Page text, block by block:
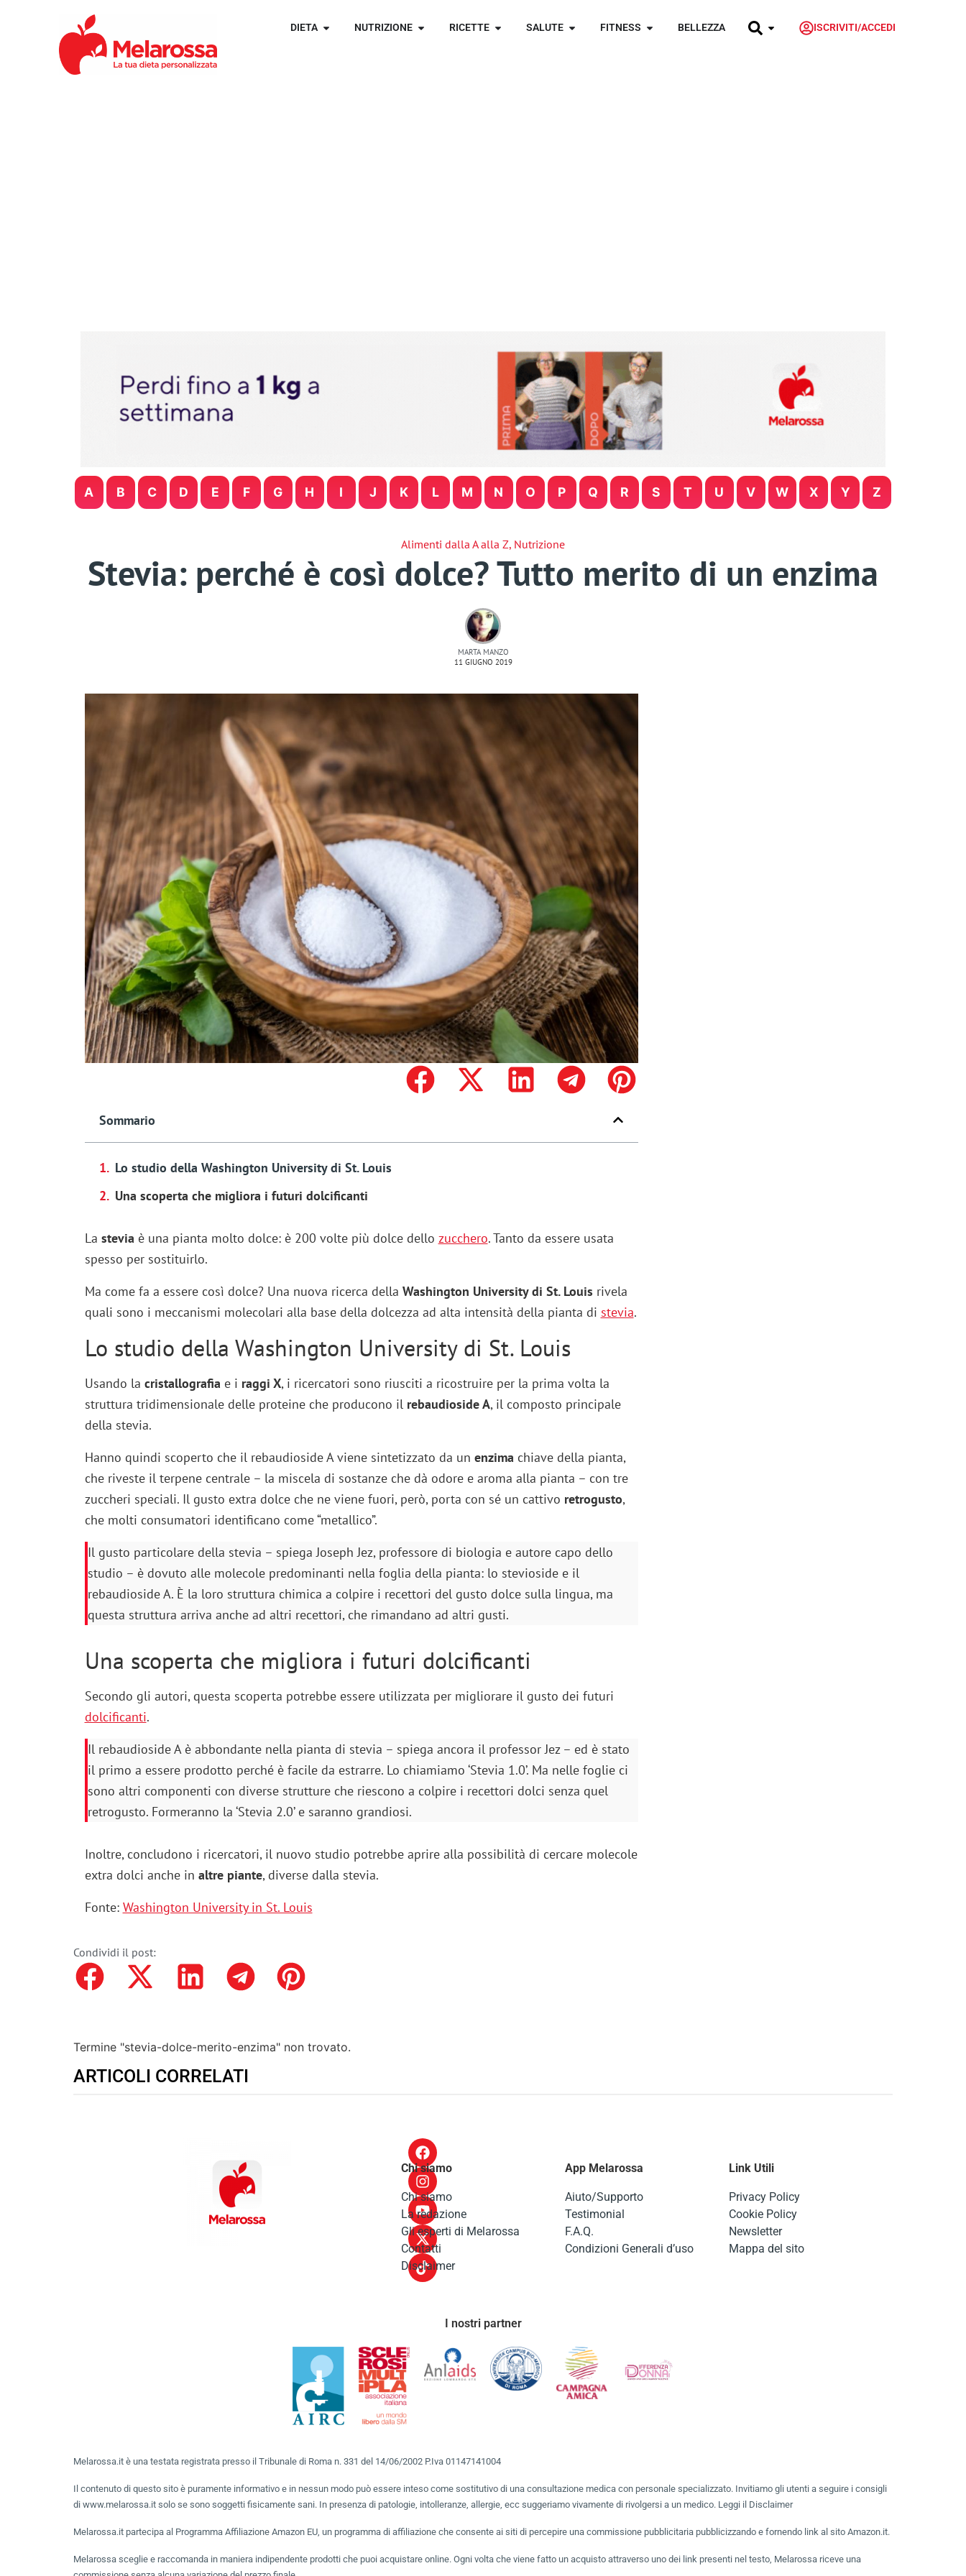
DIETA NUTRIZIONE RICETTE SALUTE FITNESS BELLEZZA ISCRIVITI/ACCEDI
A B C D E F G H I J K L M N O P Q R S T U V W X Y Z
Alimenti dalla A alla Z, Nutrizione
Stevia: perché è così dolce? Tutto merito di un enzima
MARTA MANZO
11 GIUGNO 2019
Sommario
Lo studio della Washington University di St. Louis
Una scoperta che migliora i futuri dolcificanti
La stevia è una pianta molto dolce: è 200 volte più dolce dello zucchero. Tanto da essere usata
spesso per sostituirlo.
Ma come fa a essere così dolce? Una nuova ricerca della Washington University di St. Louis rivela
quali sono i meccanismi molecolari alla base della dolcezza ad alta intensità della pianta di stevia.
Lo studio della Washington University di St. Louis
Usando la cristallografia e i raggi X, i ricercatori sono riusciti a ricostruire per la prima volta la
struttura tridimensionale delle proteine che producono il rebaudioside A, il composto principale
della stevia.
Hanno quindi scoperto che il rebaudioside A viene sintetizzato da un enzima chiave della pianta,
che riveste il terpene centrale – la miscela di sostanze che dà odore e aroma alla pianta – con tre
zuccheri speciali. Il gusto extra dolce che ne viene fuori, però, porta con sé un cattivo retrogusto,
che molti consumatori identificano come “metallico”.
Il gusto particolare della stevia – spiega Joseph Jez, professore di biologia e autore capo dello
studio – è dovuto alle molecole predominanti nella foglia della pianta: lo stevioside e il
rebaudioside A. È la loro struttura chimica a colpire i recettori del gusto dolce sulla lingua, ma
questa struttura arriva anche ad altri recettori, che rimandano ad altri gusti.
Una scoperta che migliora i futuri dolcificanti
Secondo gli autori, questa scoperta potrebbe essere utilizzata per migliorare il gusto dei futuri
dolcificanti.
Il rebaudioside A è abbondante nella pianta di stevia – spiega ancora il professor Jez – ed è stato
il primo a essere prodotto perché è facile da estrarre. Lo chiamiamo ‘Stevia 1.0’. Ma nelle foglie ci
sono altri componenti con diverse strutture che riescono a colpire i recettori dolci senza quel
retrogusto. Formeranno la ‘Stevia 2.0’ e saranno grandiosi.
Inoltre, concludono i ricercatori, il nuovo studio potrebbe aprire alla possibilità di cercare molecole
extra dolci anche in altre piante, diverse dalla stevia.
Fonte: Washington University in St. Louis
Condividi il post:
Termine "stevia-dolce-merito-enzima" non trovato.
ARTICOLI CORRELATI
Chi siamo
Chi siamo
La redazione
Gli esperti di Melarossa
Contatti
Disclaimer
App Melarossa
Aiuto/Supporto
Testimonial
F.A.Q.
Condizioni Generali d’uso
Link Utili
Privacy Policy
Cookie Policy
Newsletter
Mappa del sito
I nostri partner
Melarossa.it è una testata registrata presso il Tribunale di Roma n. 331 del 14/06/2002 P.Iva 01147141004
Il contenuto di questo sito è puramente informativo e in nessun modo può essere inteso come sostitutivo di una consultazione medica con personale specializzato. Invitiamo gli utenti a seguire i consigli
di www.melarossa.it solo se sono soggetti fisicamente sani. In presenza di patologie, intolleranze, allergie, ecc suggeriamo vivamente di rivolgersi a un medico. Leggi il Disclaimer
Melarossa.it partecipa al Programma Affiliazione Amazon EU, un programma di affiliazione che consente ai siti di percepire una commissione pubblicitaria pubblicizzando e fornendo link al sito Amazon.it.
Melarossa sceglie e raccomanda in maniera indipendente prodotti che puoi acquistare online. Ogni volta che viene fatto un acquisto attraverso uno dei link presenti nel testo, Melarossa riceve una